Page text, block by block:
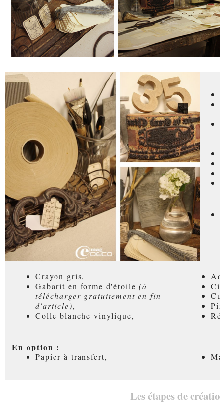
Crayon gris,
Gabarit en forme d'étoile (à
télécharger gratuitement en fin
d'article),
Colle blanche vinylique,
En option :
Papier à transfert,
Les étapes de